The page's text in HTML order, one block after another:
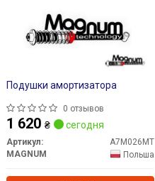
Подушки амортизатора
0 отзывов
1 620 ₴ сегодня
Артикул:
A7M026MT
MAGNUM
Польша